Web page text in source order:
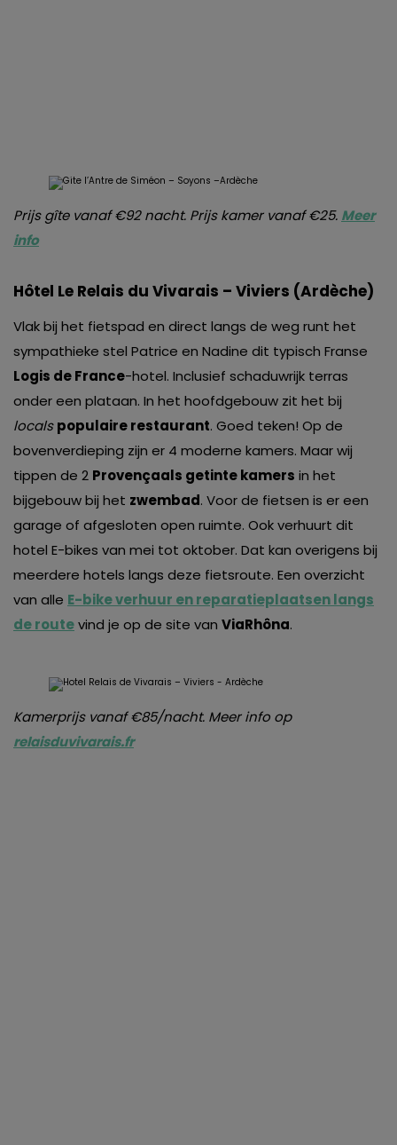
Prijs gîte vanaf €92 nacht. Prijs kamer vanaf €25. Meer
info
Hôtel Le Relais du Vivarais – Viviers (Ardèche)
Vlak bij het fietspad en direct langs de weg runt het
sympathieke stel Patrice en Nadine dit typisch Franse
Logis de France-hotel. Inclusief schaduwrijk terras
onder een plataan. In het hoofdgebouw zit het bij
localspopulaire restaurant. Goed teken! Op de
bovenverdieping zijn er 4 moderne kamers. Maar wij
tippen de 2 Provençaals getinte kamers in het
bijgebouw bij het zwembad. Voor de fietsen is er een
garage of afgesloten open ruimte. Ook verhuurt dit
hotel E-bikes van mei tot oktober. Dat kan overigens bij
meerdere hotels langs deze fietsroute. Een overzicht
van alle E-bike verhuur en reparatieplaatsenlangs
de routevind je op de site van ViaRhôna.
Kamerprijs vanaf €85/nacht. Meer info op
relaisduvivarais.fr